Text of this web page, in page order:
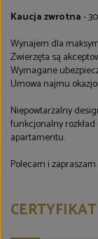
Kaucja zwrotna-
Wynajem dla
Zwierzęta są
Wymagane
Umowa najmu
Niepowtarzalny
funkcjonalny
apartamentu.
Polecam i